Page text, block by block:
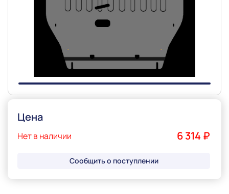
Цена
Нет в наличии 6 314 ₽
Сообщить о поступлении